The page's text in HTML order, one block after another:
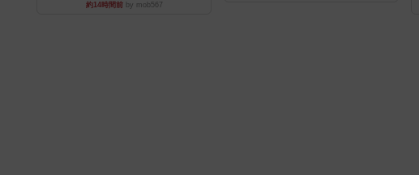
約14時間前by mob567